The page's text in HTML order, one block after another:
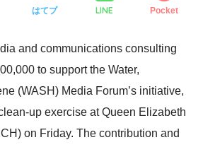
はてブ LINE Pocket
and communications consulting
to support the Water,
(WASH) Media Forum’s initiative,
up exercise at Queen Elizabeth
on Friday. The contribution and